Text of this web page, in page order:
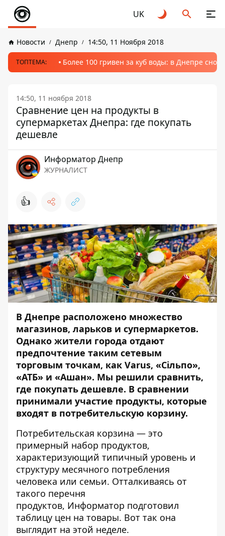
UK
Новости Днепр 14:50, 11 Ноября 2018
ТОПТЕМА: Более 100 гривен за куб воды: в Днепре
14:50, 11 ноября 2018
Cравнение цен на продукты в
супермаркетах Днепра: где покупать
дешевле
Информатор Днепр
ЖУРНАЛИСТ
👍
В Днепре расположено множество
магазинов, ларьков и супермаркетов.
Однако жители города отдают
предпочтение таким сетевым
торговым точкам, как Varus, «Сільпо»,
«АТБ» и «Ашан». Мы решили сравнить,
где покупать дешевле. В сравнении
принимали участие продукты, которые
входят в потребительскую корзину.
Потребительская корзина — это
примерный набор продуктов,
характеризующий типичный уровень и
структуру месячного потребления
человека или семьи. Отталкиваясь от
такого перечня
продуктов, Информатор подготовил
таблицу цен на товары. Вот так она
выглядит на этой неделе.